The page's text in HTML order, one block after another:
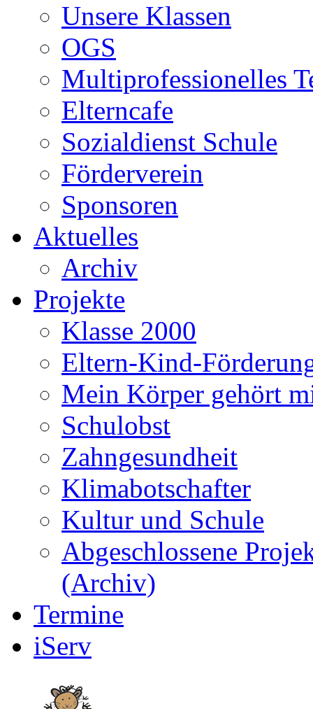
Unsere Klassen
OGS
Multiprofessionelles
Elterncafe
Sozialdienst Schule
Förderverein
Sponsoren
Aktuelles
Archiv
Projekte
Klasse 2000
Eltern-Kind-
Mein Körper gehört
Schulobst
Zahngesundheit
Klimabotschafter
Kultur und Schule
Abgeschlossene
(Archiv)
Termine
iServ